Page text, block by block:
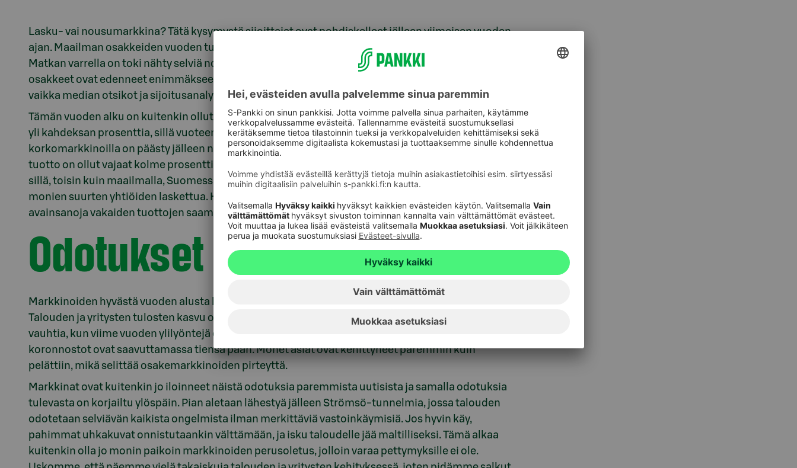
Lasku- vai nousumarkkina? Tätä kysymystä sijoittajat ovat pohdiskelleet jälleen viimeisen vuoden
ajan. Maailman osakkeiden vuoden tuotto on vajaa kaksi prosenttia eli lopputulema on vaisu.
Matkan varrella on toki nähty selviä nousupyrähdyksiä sekä reippaita laskuja. Kokonaisuudessaan
osakkeet ovat edenneet enimmäkseen kapeassa vaihteluvälissä pomppien ilman suurta draamaa,
vaikka median otsikot ja sijoitusanalyysit ovat kaivelleet hurjia muutoksia kerta toisensa jälkeen.
Tämän vuoden alku on kuitenkin ollut hyvää aikaa sijoittajille. Maailman osakkeet ovat kohonneet
yli kahdeksan prosenttia, sillä vuoteen lähdettiin juuri markkinoiden aallonpohjasta. Myös
korkomarkkinoilla on päästy jälleen nauttimaan tuotoista, sillä hyvin hajautetun korkosalkun
tuotto on ollut vajaat kolme prosenttia. Suomi-osake-sijoittajan ajat eivät ole olleet yhtä ruusuiset,
sillä, toisin kuin maailmalla, Suomessa osakkeet ovat tänä vuonna parin prosentin pakkasella
monien suurten yhtiöiden laskettua. Hajautus ja maailmalle meneminen ovatkin olleet
avainsanoja vakaiden tuottojen saamisessa.
Odotukset kurissa
Markkinoiden hyvästä vuoden alusta huolimatta emme vielä julista pysyvää nousuilotulitusta.
Talouden ja yritysten tulosten kasvu on takunnut. Hyvä uutinen on, että inflaatio laskee nyt kovaa
vauhtia, kun viime vuoden ylilyöntejä energian ja ruoan hinnoissa korjataan alaspäin. Siten
koronnostot ovat saavuttamassa tiensä pään. Monet asiat ovat kehittyneet paremmin kuin
pelättiin, mikä selittää osakemarkkinoiden pirteyttä.
Markkinat ovat kuitenkin jo iloinneet näistä odotuksia paremmista uutisista ja samalla odotuksia
tulevasta on korjailtu ylöspäin. Pian aletaan lähestyä jälleen Strömsö-tunnelmia, jossa talouden
odotetaan selviävän kaikista ongelmista ilman merkittäviä vastoinkäymisiä. Jos hyvin käy,
pahimmat uhkakuvat onnistutaankin välttämään, ja isku taloudelle jää maltilliseksi. Tämä alkaa
kuitenkin olla jo monin paikoin markkinoiden perusoletus, jolloin varaa pettymyksille ei ole.